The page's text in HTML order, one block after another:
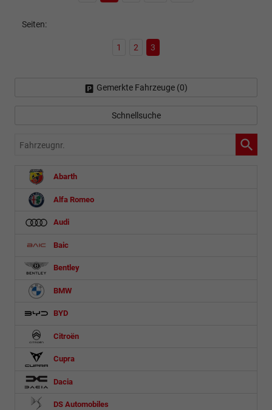
Seiten:
1 2 3
Gemerkte Fahrzeuge (0)
Schnellsuche
Fahrzeugnr.
Abarth
Alfa Romeo
Audi
Baic
Bentley
BMW
BYD
Citroën
Cupra
Dacia
DS Automobiles